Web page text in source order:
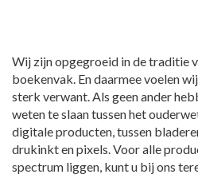
Wij zijn opgegroeid in de traditie
boekenvak. En daarmee voelen
sterk verwant. Als geen ander
weten te slaan tussen het
digitale producten, tussen bladeren
drukinkt en pixels. Voor alle
spectrum liggen, kunt u bij ons